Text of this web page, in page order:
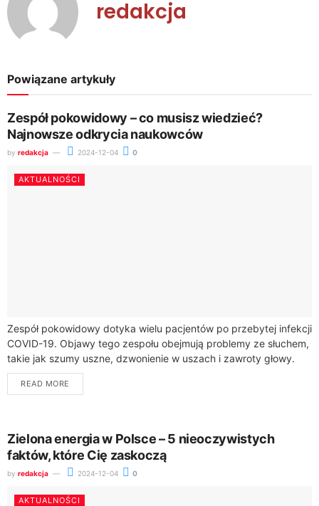
redakcja
Powiązane artykuły
Zespół pokowidowy – co musisz wiedzieć?
Najnowsze odkrycia naukowców
by redakcja 2024-12-04 0
AKTUALNOŚCI
Zespół pokowidowy dotyka wielu pacjentów po przebytej infekcji
COVID-19. Objawy tego zespołu obejmują problemy ze słuchem,
takie jak szumy uszne, dzwonienie w uszach i zawroty głowy.
Szacuje się, że około...
READ MORE
Zielona energia w Polsce – 5 nieoczywistych
faktów, które Cię zaskoczą
by redakcja 2024-12-04 0
AKTUALNOŚCI